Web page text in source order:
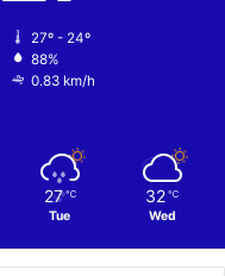
27º - 24º
88%
0.83 km/h
27 ℃
Tue
32 ℃
Wed